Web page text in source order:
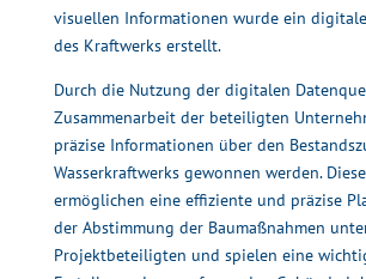
visuellen Informationen wurde ein
des Kraftwerks erstellt.
Durch die Nutzung der digitalen
Zusammenarbeit der beteiligten
präzise Informationen über den
Wasserkraftwerks gewonnen werden.
ermöglichen eine effiziente und präzise
der Abstimmung der Baumaßnahmen
Projektbeteiligten und spielen eine